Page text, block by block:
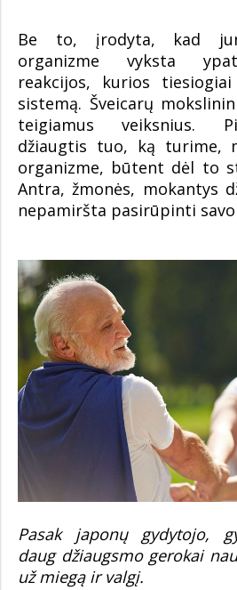
Be to, įrodyta, kad
organizme vyksta
reakcijos, kurios
sistemą. Šveicarų
teigiamus veiksnius.
džiaugtis tuo, ką turime,
organizme, būtent dėl to
Antra, žmonės, mokantys
nepamiršta pasirūpinti savo
Pasak japonų gydytojo,
daug džiaugsmo gerokai
už miegą ir valgį.